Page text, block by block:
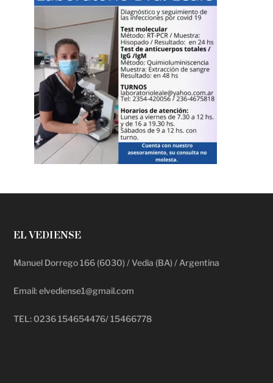
EL VEDIENSE
Manuel Dorrego 166 (6030) / Vedia (BA) / Argentina
Email: elvediense1@gmail.com
TEL: 0236 154654476/ 15466778